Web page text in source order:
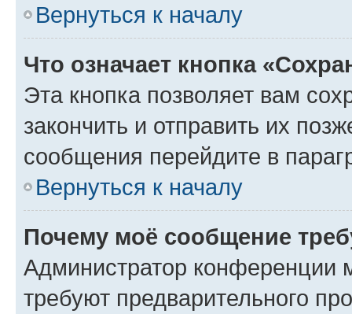
Вернуться к началу
Что означает кнопка
Эта кнопка позволяет вам
закончить и отправить их
сообщения перейдите в
Вернуться к началу
Почему моё сообщение
Администратор конференции
требуют предварительного